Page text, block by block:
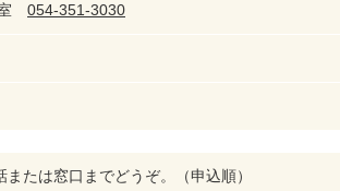
054-351-3030
たは窓口までどうぞ。（申込順）